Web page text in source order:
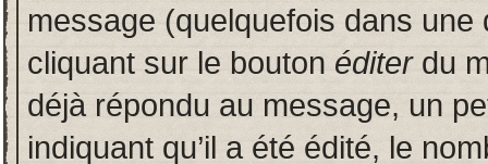
message (quelquefois dans
cliquant sur le bouton éditerdu
déjà répondu au message, un
indiquant qu’il a été édité, le